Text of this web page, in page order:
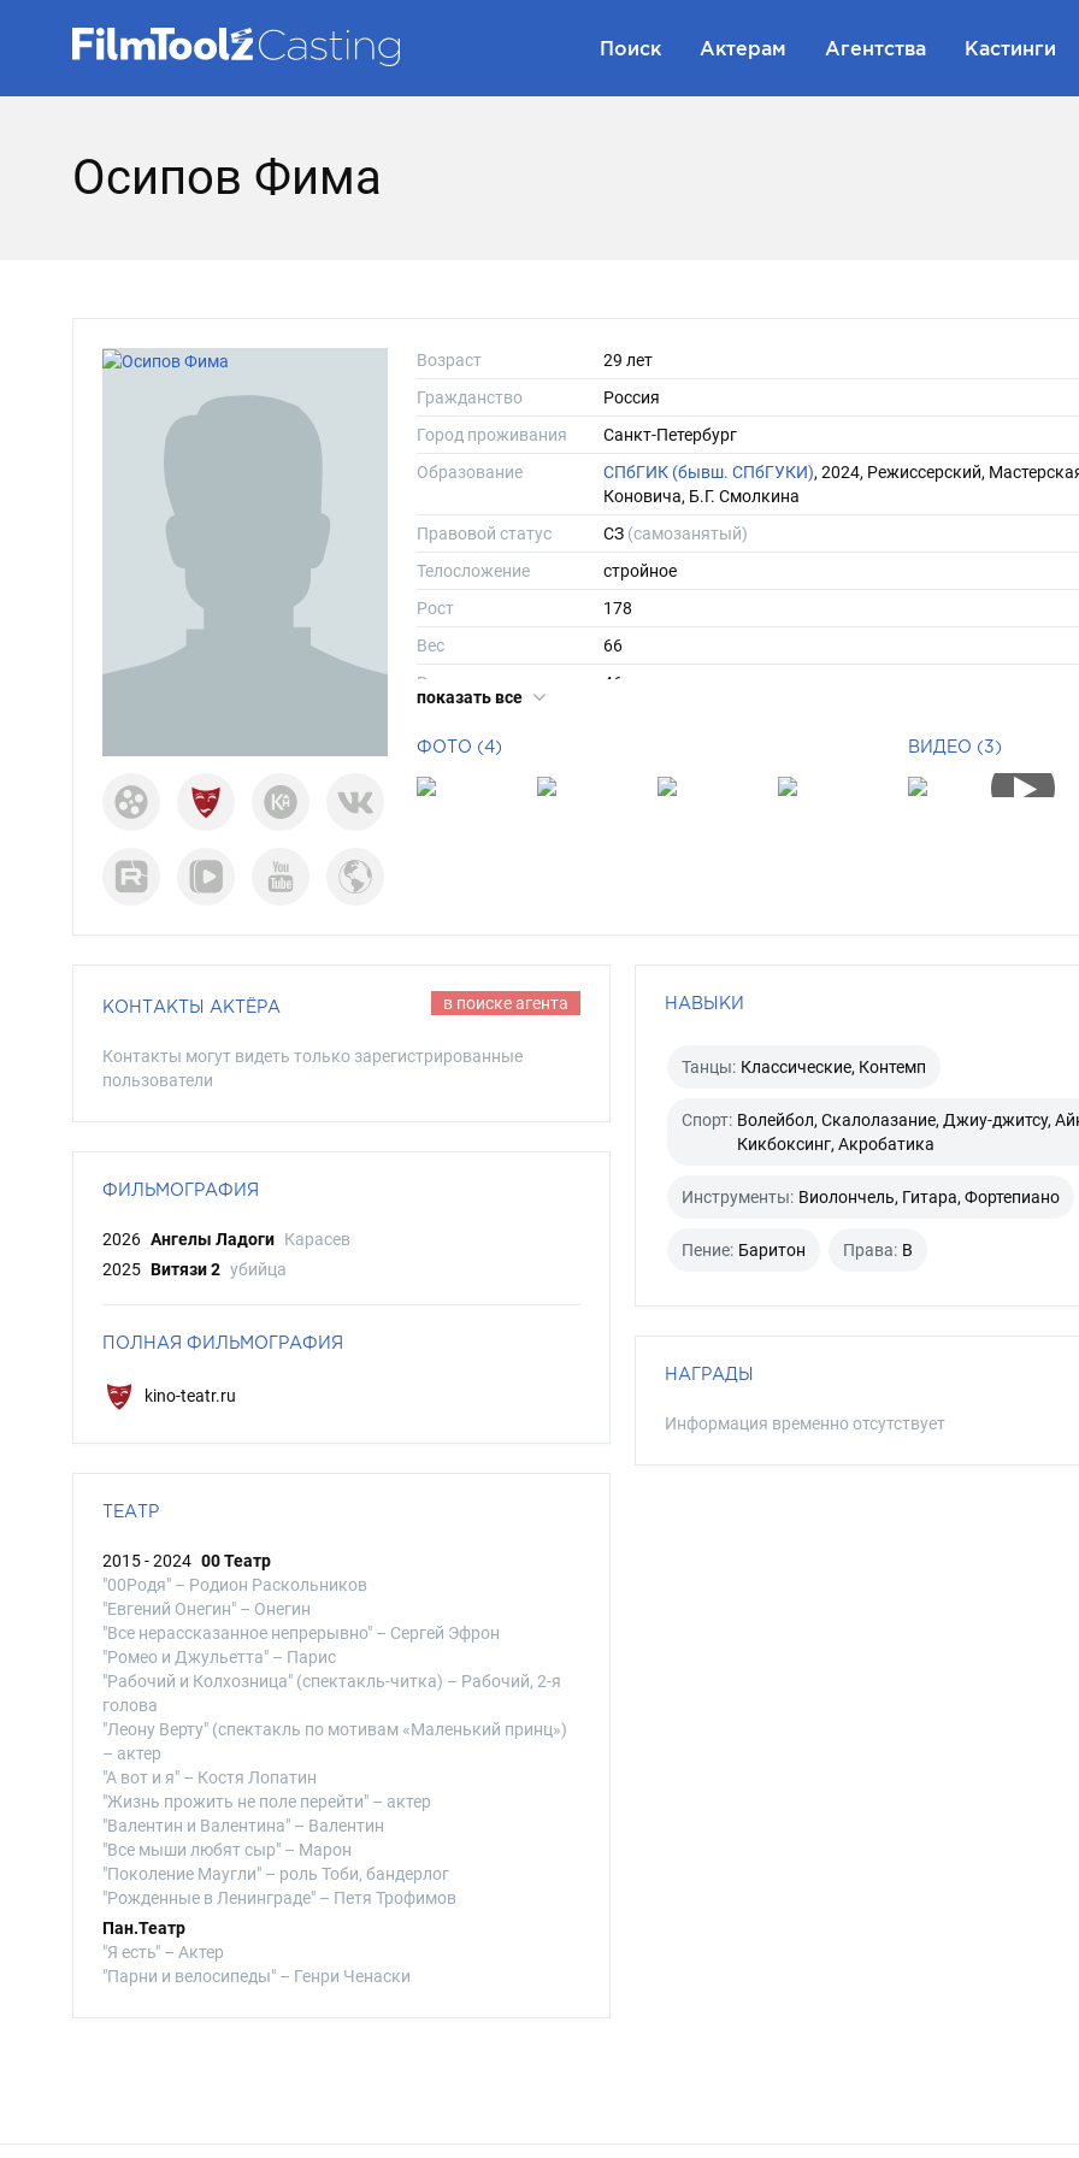
Поиск Актерам Агентства Кастинги
Осипов Фима
Возраст
29 лет
Гражданство
Россия
Город проживания
Санкт-Петербург
Образование
СПбГИК (бывш. СПбГУКИ), 2024, Режиссерский,
Коновича, Б.Г. Смолкина
Правовой статус
СЗ (самозанятый)
Телосложение
стройное
Рост
178
Вес
66
Размер одежды
46
Длина волос
Цвет волос
показать все
ФОТО (4) ВИДЕО (3)
КОНТАКТЫ АКТЁРА в поиске агента
Контакты могут видеть только зарегистрированные
пользователи
ФИЛЬМОГРАФИЯ
2026 Ангелы Ладоги Карасев
2025 Витязи 2 убийца
ПОЛНАЯ ФИЛЬМОГРАФИЯ
kino-teatr.ru
ТЕАТР
2015 - 2024 00 Театр
"00Родя" – Родион Раскольников
"Евгений Онегин" – Онегин
"Все нерассказанное непрерывно" – Сергей Эфрон
"Ромео и Джульетта" – Парис
"Рабочий и Колхозница" (спектакль-читка) – Рабочий, 2-я
голова
"Леону Верту" (спектакль по мотивам «Маленький принц»)
– актер
"А вот и я" – Костя Лопатин
"Жизнь прожить не поле перейти" – актер
"Валентин и Валентина" – Валентин
"Все мыши любят сыр" – Марон
"Поколение Маугли" – роль Тоби, бандерлог
"Рожденные в Ленинграде" – Петя Трофимов
Пан.Театр
"Я есть" – Актер
"Парни и велосипеды" – Генри Ченаски
НАВЫКИ
Танцы: Классические, Контемп
Спорт: Волейбол, Скалолазание, Джиу-джитсу,
Кикбоксинг, Акробатика
Инструменты: Виолончель, Гитара, Фортепиано
Пение: Баритон Права: B
НАГРАДЫ
Информация временно отсутствует